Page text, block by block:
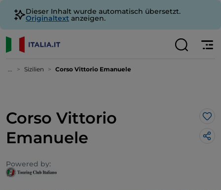
Dieser Inhalt wurde automatisch übersetzt.
Originaltext anzeigen.
... Sizilien Corso Vittorio Emanuele
Corso Vittorio
Emanuele
Powered by: